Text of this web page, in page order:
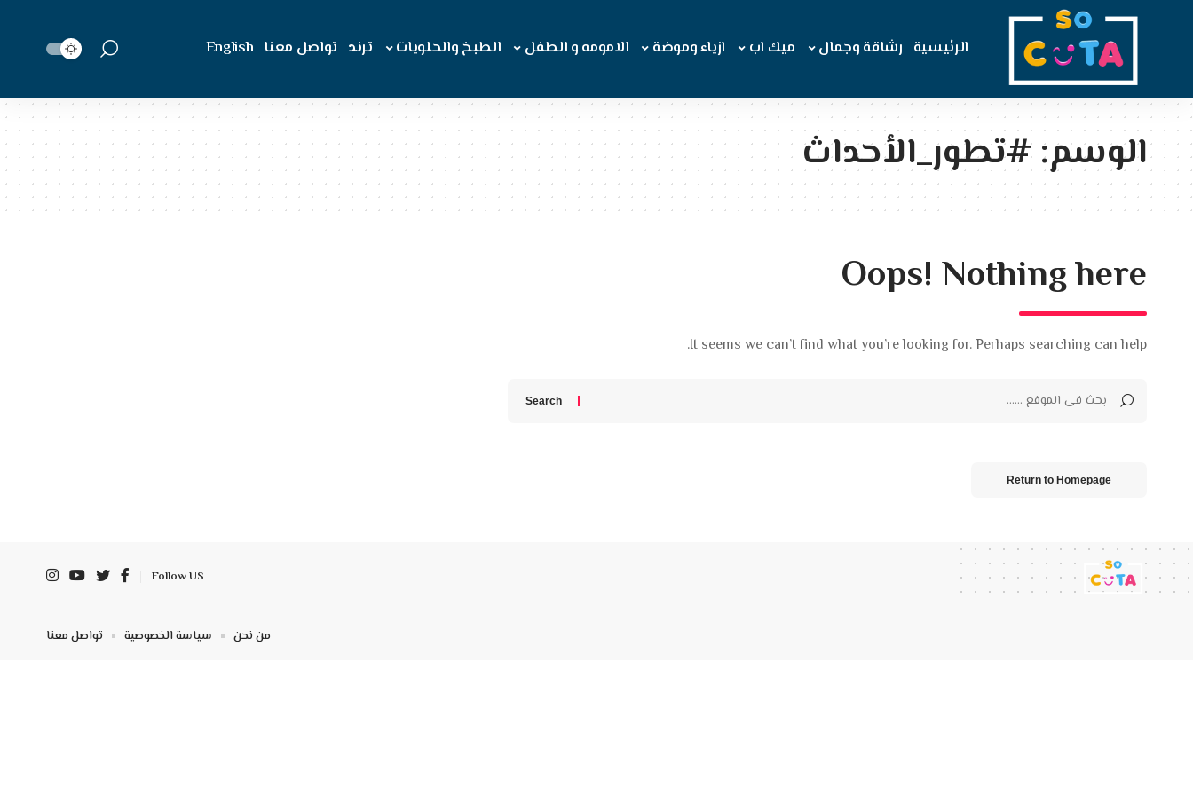
الرئيسية رشاقة وجمال ميك اب ازياء وموضة الامومه و الطفل الطبخ والحلويات ترند تواصل معنا English
الوسم:#تطور_الأحداث
Oops! Nothing here
It seems we can’t find what you’re looking for. Perhaps searching can help.
Return to Homepage
Follow US
من نحن سياسة الخصوصية تواصل معنا